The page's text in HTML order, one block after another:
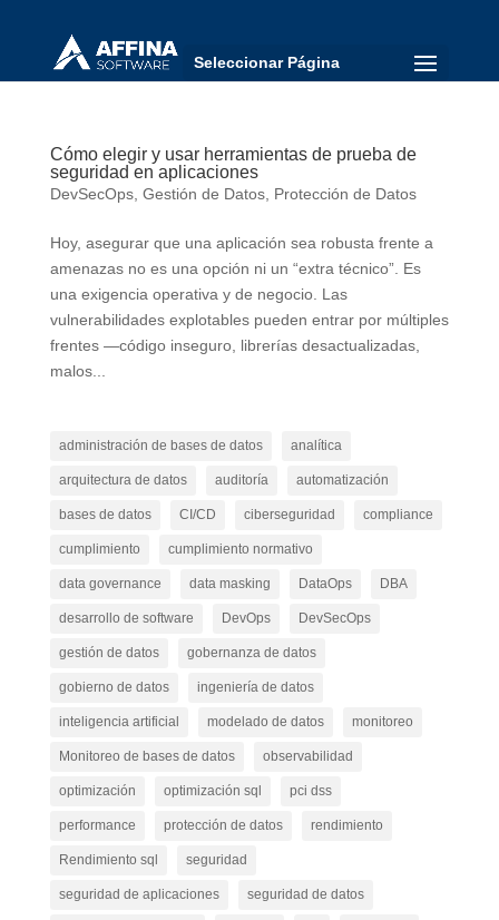
Seleccionar Página
Cómo elegir y usar herramientas de prueba de
seguridad en aplicaciones
DevSecOps, Gestión de Datos, Protección de Datos
Hoy, asegurar que una aplicación sea robusta frente a
amenazas no es una opción ni un “extra técnico”. Es
una exigencia operativa y de negocio. Las
vulnerabilidades explotables pueden entrar por múltiples
frentes —código inseguro, librerías desactualizadas,
malos...
administración de bases de datos analítica
arquitectura de datos auditoría automatización
bases de datos CI/CD ciberseguridad compliance
cumplimiento cumplimiento normativo
data governance data masking DataOps DBA
desarrollo de software DevOps DevSecOps
gestión de datos gobernanza de datos
gobierno de datos ingeniería de datos
inteligencia artificial modelado de datos monitoreo
Monitoreo de bases de datos observabilidad
optimización optimización sql pci dss
performance protección de datos rendimiento
Rendimiento sql seguridad
seguridad de aplicaciones seguridad de datos